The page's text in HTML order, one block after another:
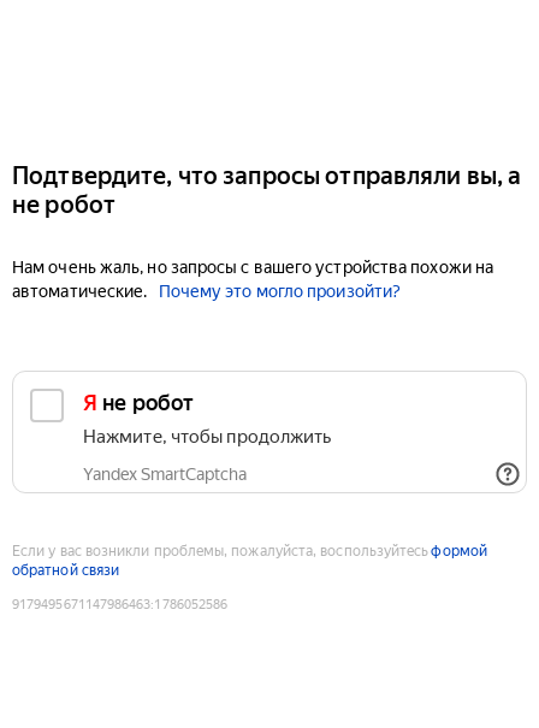
Подтвердите, что запросы отправляли вы, а
не робот
Нам очень жаль, но запросы с вашего устройства похожи на
автоматические.
Почему это могло произойти?
Я не робот
Нажмите, чтобы продолжить
Yandex SmartCaptcha
Если у вас возникли проблемы, пожалуйста, воспользуйтесьформой
обратной связи
9179495671147986463:1786052586